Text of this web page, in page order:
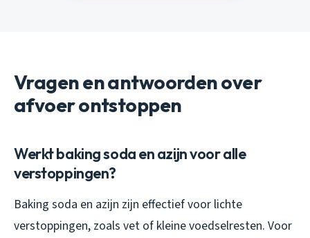
Vragen en antwoorden over
afvoer ontstoppen
Werkt baking soda en azijn voor alle
verstoppingen?
Baking soda en azijn zijn effectief voor lichte
verstoppingen, zoals vet of kleine voedselresten. Voor